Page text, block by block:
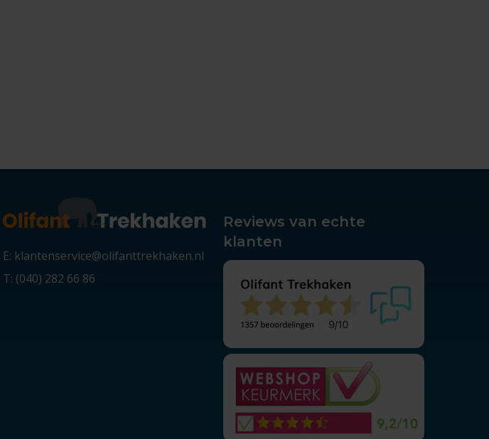
E: klantenservice@olifanttrekhaken.nl
T: (040) 282 66 86
Reviews van echte
klanten